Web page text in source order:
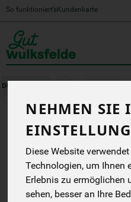
NEHMEN SIE
Diese Website
Technologien, um Ihnen
Erlebnis zu ermöglichen
sehen, besser an Ihre
So funktioniert’s Kundenkarte
125 G